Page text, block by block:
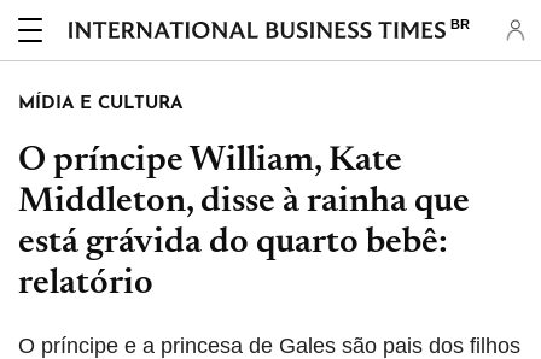
BR
MÍDIA E CULTURA
O príncipe William, Kate
Middleton, disse à rainha que
está grávida do quarto bebê:
relatório
O príncipe e a princesa de Gales são pais dos filhos